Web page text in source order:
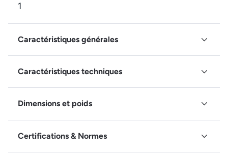
1
Caractéristiques générales
Caractéristiques techniques
Dimensions et poids
Certifications & Normes